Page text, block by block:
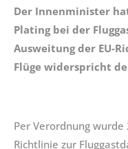
Der Innenminister
Plating bei der
Ausweitung der EU-
Flüge widerspricht
Per Verordnung
Richtlinie zur